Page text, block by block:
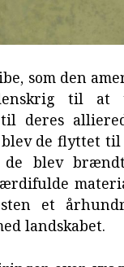
som den
til at
deres
de flyttet til
blev
et
landskabet.